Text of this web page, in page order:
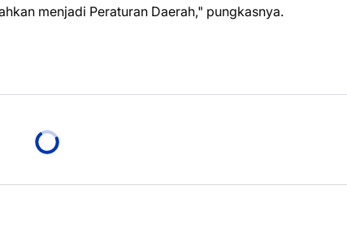
menjadi Peraturan Daerah," pungkasnya.